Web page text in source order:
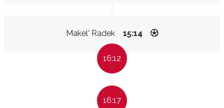
Makel' Radek 15:14
16:12
16:17